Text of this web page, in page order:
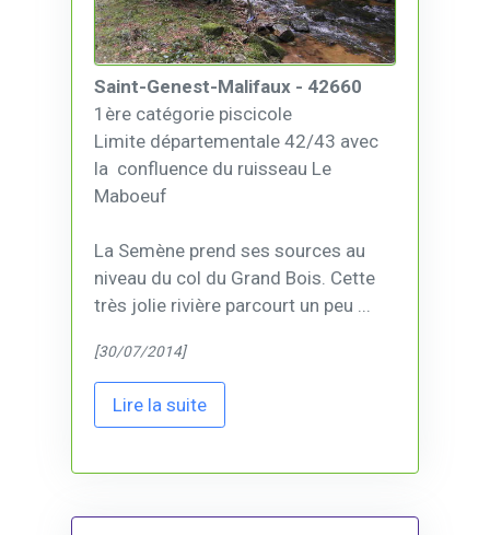
Saint-Genest-Malifaux - 42660
1ère catégorie piscicole
Limite départementale 42/43 avec
la confluence du ruisseau Le
Maboeuf
La Semène prend ses sources au
niveau du col du Grand Bois. Cette
très jolie rivière parcourt un peu ...
[30/07/2014]
Lire la suite